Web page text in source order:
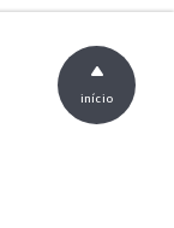
início